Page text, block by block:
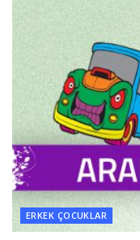
ERKEK ÇOCUKLAR